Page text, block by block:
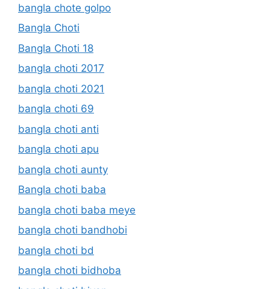
bangla chote golpo
Bangla Choti
Bangla Choti 18
bangla choti 2017
bangla choti 2021
bangla choti 69
bangla choti anti
bangla choti apu
bangla choti aunty
Bangla choti baba
bangla choti baba meye
bangla choti bandhobi
bangla choti bd
bangla choti bidhoba